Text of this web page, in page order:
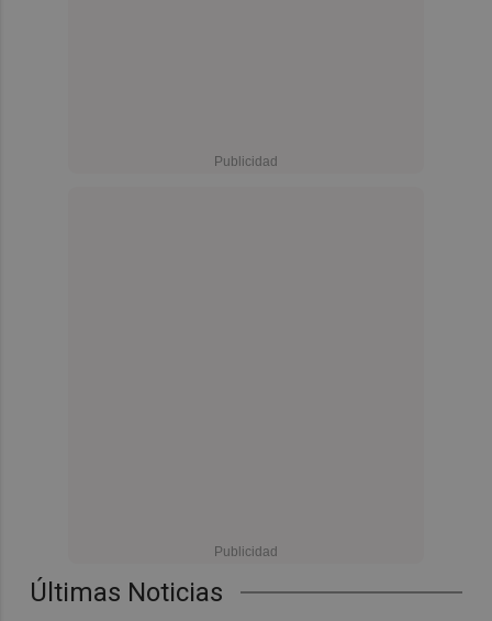
Últimas Noticias